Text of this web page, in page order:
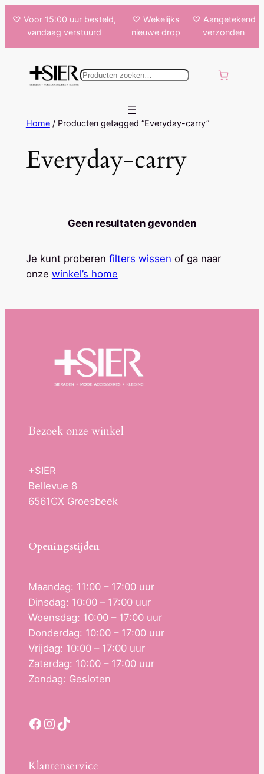
♡ Voor 15:00 uur besteld,
vandaag verstuurd
♡ Wekelijks
nieuwe drop
♡ Aangetekend
verzonden
k
Home/ Producten getagged “Everyday-carry”
Everyday-carry
Geen resultaten gevonden
Je kunt proberen filters wissen of ga naar
onze winkel’s home
Bezoek onze winkel
+SIER
Bellevue 8
6561CX Groesbeek
Openingstijden
Maandag: 11:00 – 17:00 uur
Dinsdag: 10:00 – 17:00 uur
Woensdag: 10:00 – 17:00 uur
Donderdag: 10:00 – 17:00 uur
Vrijdag: 10:00 – 17:00 uur
Zaterdag: 10:00 – 17:00 uur
Zondag: Gesloten
Facebook InstagramTikTok
Klantenservice